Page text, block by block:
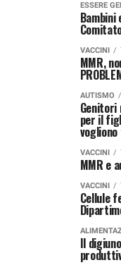
ESSERE
Bambini
VACCINI
MMR,
AUTISMO
Genitori
per il
VACCINI
MMR e
VACCINI
Cellule
Il